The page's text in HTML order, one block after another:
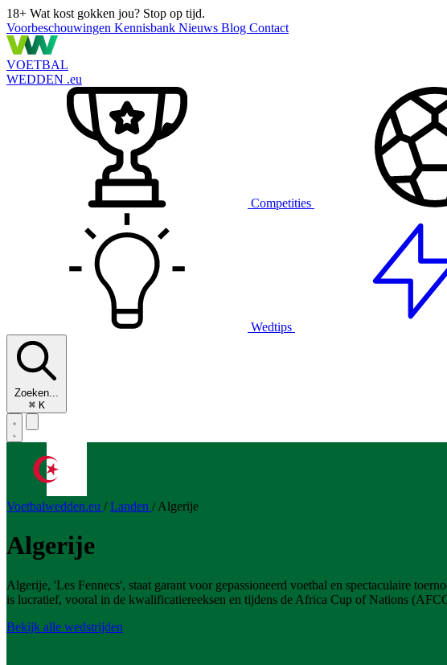
18+ Wat kost gokken jou? Stop op tijd.
Voorbeschouwingen Kennisbank Nieuws Blog Contact
VOETBAL
WEDDEN .eu
Competities
Wedtips
Zoeken...
⌘ K
Voetbalwedden.eu / Landen / Algerije
Algerije
Algerije, 'Les Fennecs', staat garant voor gepassioneerd voetbal en spectaculaire
is lucratief, vooral in de kwalificatiereeksen en tijdens de Africa Cup of Nations
Bekijk alle wedstrijden